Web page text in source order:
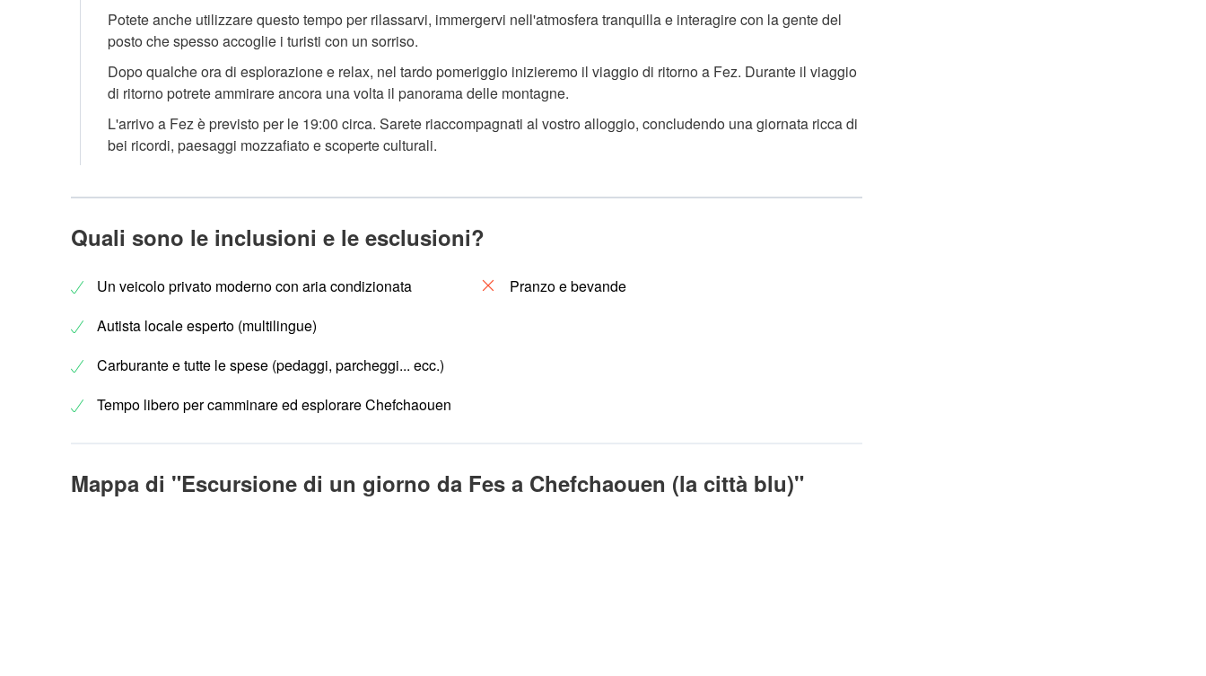
Potete anche utilizzare questo tempo per rilassarvi, immergervi nell'atmosfera tranquilla e interagire con la gente del
posto che spesso accoglie i turisti con un sorriso.
Dopo qualche ora di esplorazione e relax, nel tardo pomeriggio inizieremo il viaggio di ritorno a Fez. Durante il viaggio
di ritorno potrete ammirare ancora una volta il panorama delle montagne.
L'arrivo a Fez è previsto per le 19:00 circa. Sarete riaccompagnati al vostro alloggio, concludendo una giornata ricca di
bei ricordi, paesaggi mozzafiato e scoperte culturali.
Quali sono le inclusioni e le esclusioni?
Un veicolo privato moderno con aria condizionata
Autista locale esperto (multilingue)
Carburante e tutte le spese (pedaggi, parcheggi... ecc.)
Tempo libero per camminare ed esplorare Chefchaouen
Pranzo e bevande
Mappa di "Escursione di un giorno da Fes a Chefchaouen (la città blu)"